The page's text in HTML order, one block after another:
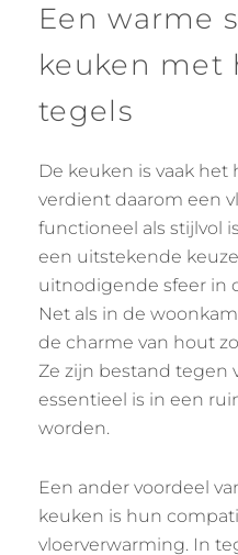
Een warme
keuken met
tegels
De keuken is vaak het
verdient daarom een
functioneel als stijlvol
een uitstekende
uitnodigende sfeer in
Net als in de
de charme van hout
Ze zijn bestand tegen
essentieel is in een
worden.
Een ander voordeel
keuken is hun
vloerverwarming. In